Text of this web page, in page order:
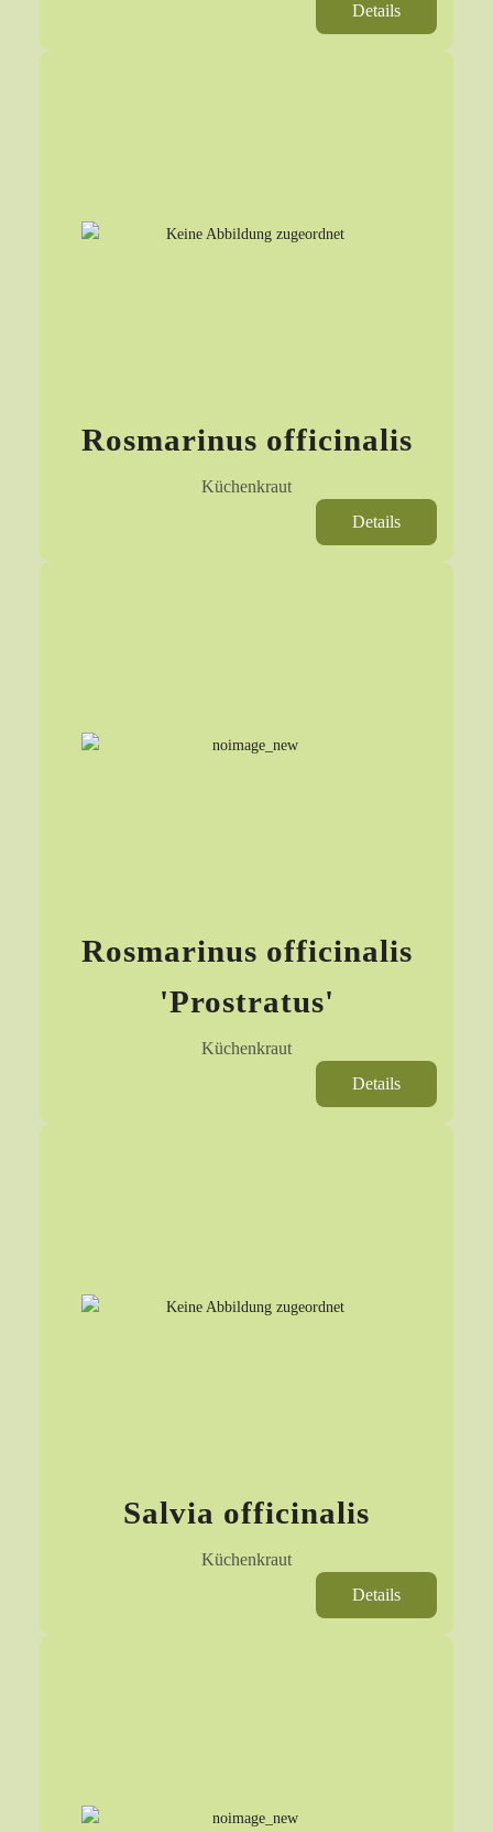
Details
Rosmarinus officinalis
Küchenkraut
Details
Rosmarinus officinalis
'Prostratus'
Küchenkraut
Details
Salvia officinalis
Küchenkraut
Details